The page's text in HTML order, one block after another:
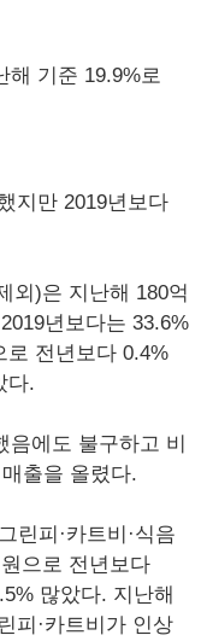
해 기준 19.9%로
지만 2019년보다
외)은 지난해 180억
년보다는 33.6%
로 전년보다 0.4%
다.
음에도 불구하고 비
출을 올렸다.
린피·카트비·식음
으로 전년보다
많았다. 지난해
피·카트비가 인상